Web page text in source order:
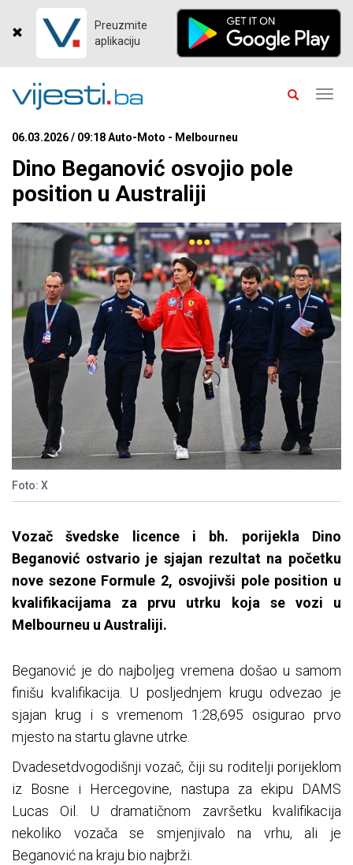
Preuzmite
aplikaciju
06.03.2026 / 09:18 Auto-Moto - Melbourneu
Dino Beganović osvojio pole
position u Australiji
Foto: X
Vozač švedske licence i bh. porijekla Dino
Beganović ostvario je sjajan rezultat na početku
nove sezone Formule 2, osvojivši pole position u
kvalifikacijama za prvu utrku koja se vozi u
Melbourneu u Australiji.
Beganović je do najboljeg vremena došao u samom
finišu kvalifikacija. U posljednjem krugu odvezao je
sjajan krug i s vremenom 1:28,695 osigurao prvo
mjesto na startu glavne utrke.
Dvadesetdvogodišnji vozač, čiji su roditelji porijeklom
iz Bosne i Hercegovine, nastupa za ekipu DAMS
Lucas Oil. U dramatičnom završetku kvalifikacija
nekoliko vozača se smjenjivalo na vrhu, ali je
Beganović na kraju bio najbrži.